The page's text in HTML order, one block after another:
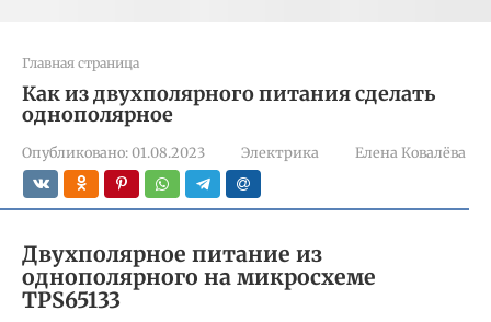
Главная страница
Как из двухполярного питания сделать
однополярное
Опубликовано:01.08.2023 Электрика Елена Ковалёва
Двухполярное питание из
однополярного на микросхеме
TPS65133